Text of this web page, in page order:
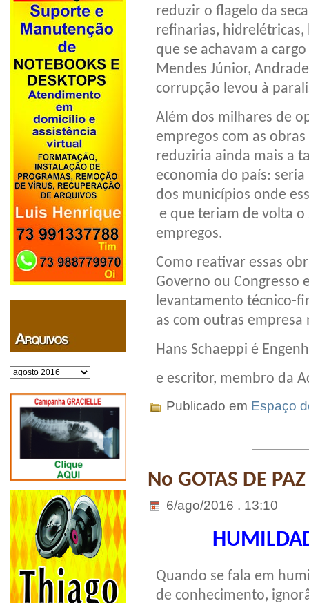
Arquivos
reduzir o flagelo da
refinarias, hidrelétricas,
que se achavam a
Mendes Júnior,
corrupção levou à
Além dos milhares de
empregos com as
reduziria ainda mais a
economia do país:
dos municípios onde
e que teriam de volta
empregos.
Como reativar essas
Governo ou Congresso
levantamento técnico-
as com outras empresa
Hans Schaeppi é
e escritor, membro da
Publicado em Espaço
No GOTAS DE PAZ
6/ago/2016 . 13:10
Quando se fala em
de conhecimento,